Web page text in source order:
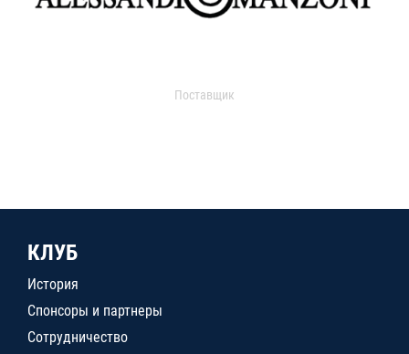
Поставщик
КЛУБ
История
Спонсоры и партнеры
Сотрудничество